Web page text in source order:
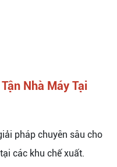
Nhà Máy Tại
pháp chuyên sâu cho
các khu chế xuất.